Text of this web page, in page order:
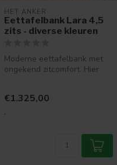
HET ANKER
Eettafelbank Lara 4,5
zits - diverse kleuren
Moderne eettafelbank met
ongekend zitcomfort. Hier
€1.325,00
.
.